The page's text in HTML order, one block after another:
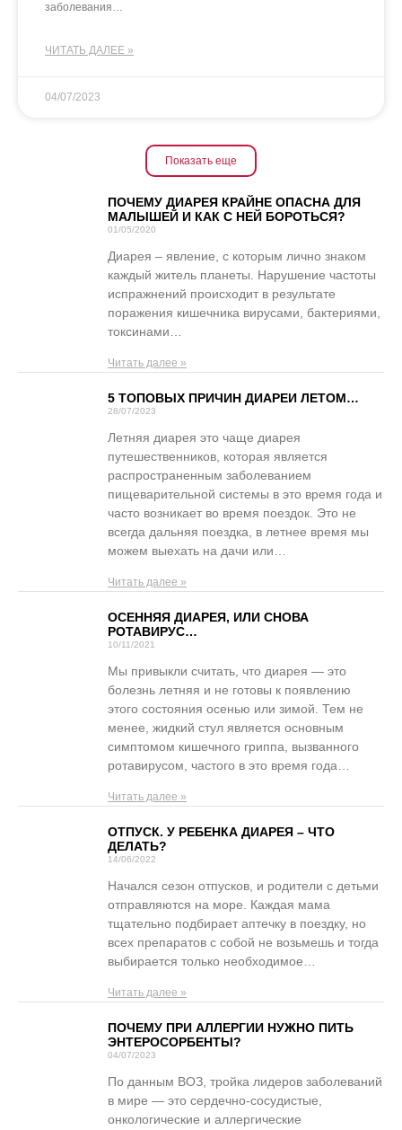
заболевания…
ЧИТАТЬ ДАЛЕЕ »
04/07/2023
Показать еще
ПОЧЕМУ ДИАРЕЯ КРАЙНЕ ОПАСНА ДЛЯ
МАЛЫШЕЙ И КАК С НЕЙ БОРОТЬСЯ?
01/05/2020
Диарея – явление, с которым лично знаком
каждый житель планеты. Нарушение частоты
испражнений происходит в результате
поражения кишечника вирусами, бактериями,
токсинами…
Читать далее »
5 ТОПОВЫХ ПРИЧИН ДИАРЕИ ЛЕТОМ…
28/07/2023
Летняя диарея это чаще диарея
путешественников, которая является
распространенным заболеванием
пищеварительной системы в это время года и
часто возникает во время поездок. Это не
всегда дальняя поездка, в летнее время мы
можем выехать на дачи или…
Читать далее »
ОСЕННЯЯ ДИАРЕЯ, ИЛИ СНОВА
РОТАВИРУС…
10/11/2021
Мы привыкли считать, что диарея — это
болезнь летняя и не готовы к появлению
этого состояния осенью или зимой. Тем не
менее, жидкий стул является основным
симптомом кишечного гриппа, вызванного
ротавирусом, частого в это время года…
Читать далее »
ОТПУСК. У РЕБЕНКА ДИАРЕЯ – ЧТО
ДЕЛАТЬ?
14/06/2022
Начался сезон отпусков, и родители с детьми
отправляются на море. Каждая мама
тщательно подбирает аптечку в поездку, но
всех препаратов с собой не возьмешь и тогда
выбирается только необходимое…
Читать далее »
ПОЧЕМУ ПРИ АЛЛЕРГИИ НУЖНО ПИТЬ
ЭНТЕРОСОРБЕНТЫ?
04/07/2023
По данным ВОЗ, тройка лидеров заболеваний
в мире — это сердечно-сосудистые,
онкологические и аллергические